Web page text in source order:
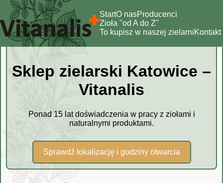
StartO nasProducenci
Zioła "od A do Z"
To kupisz w naszej zielarniKontakt
Sklep zielarski Katowice –
Vitanalis
Ponad 15 lat doświadczenia w pracy z ziołami i
naturalnymi produktami.
Sprawdź lokalizację i godziny otwarcia